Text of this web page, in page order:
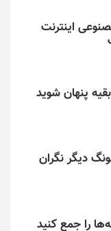
اینترنت
دیگر نگران